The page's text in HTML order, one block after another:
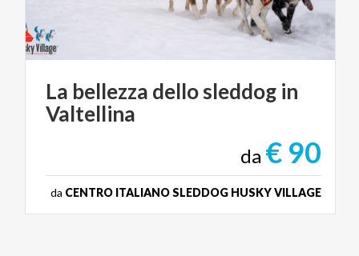
La bellezza dellosleddog in
Valtellina
da € 90
da CENTRO ITALIANO SLEDDOG HUSKY VILLAGE